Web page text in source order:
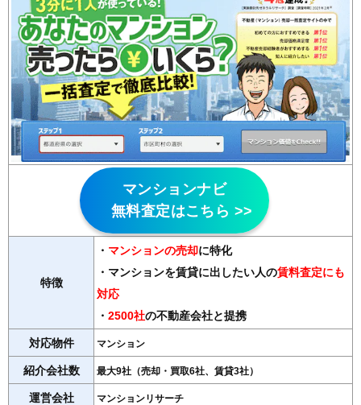
マンションナビ
無料査定はこちら >>
特徴
・ マンションの売却に特化
・マンションを賃貸に出したい人の賃料査定にも
対応
・ 2500社の不動産会社と提携
対応物件 マンション
紹介会社数 最大9社（売却・買取6社、賃貸3社）
運営会社 マンションリサーチ